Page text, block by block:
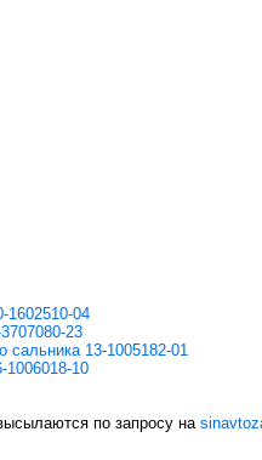
1602510-04
23
сальника 13-1005182-01
1006018-10
по запросу на